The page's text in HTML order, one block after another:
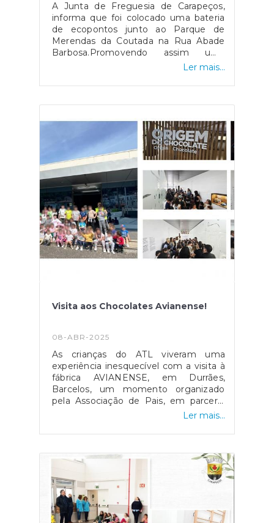
A Junta de Freguesia de Carapeços,
informa que foi colocado uma bateria
de ecopontos junto ao Parque de
Merendas da Coutada na Rua Abade
Barbosa.Promovendo assim uma
Ler mais...
Visita aos Chocolates Avianense!
08-ABR-2025
As crianças do ATL viveram uma
experiência inesquecível com a visita à
fábrica AVIANENSE, em Durrães,
Barcelos, um momento organizado
pela Associação de Pais, em parceria
com a Junta de Freguesia. Entre
pequenos puderam conhecer de perto
aprendendo como se transforma o
cacau em verdadeiras delícias!
Agradecemos à AVIANENSE pela
recepção calorosa e a todos os que
tornaram esta atividade possível.
Obrigado!
Ler mais...